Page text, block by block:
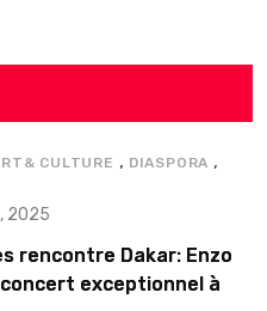
CULTURE , DIASPORA ,
2025
rencontre Dakar: Enzo
exceptionnel à